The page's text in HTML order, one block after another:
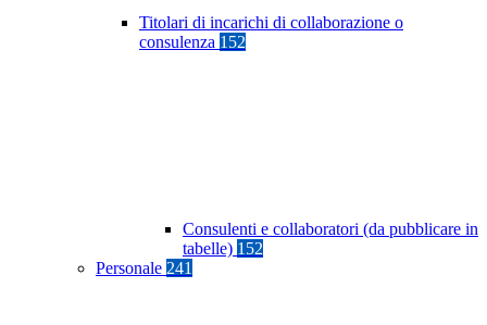
Titolari di incarichi di collaborazione o
consulenza 152
Consulenti e collaboratori (da pubblicare in
tabelle) 152
Personale 241